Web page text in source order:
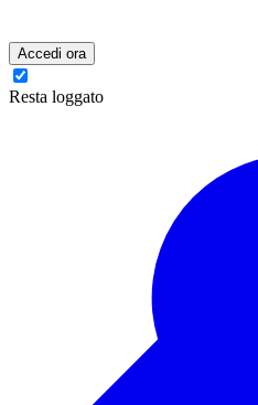
Accedi ora
Resta loggato